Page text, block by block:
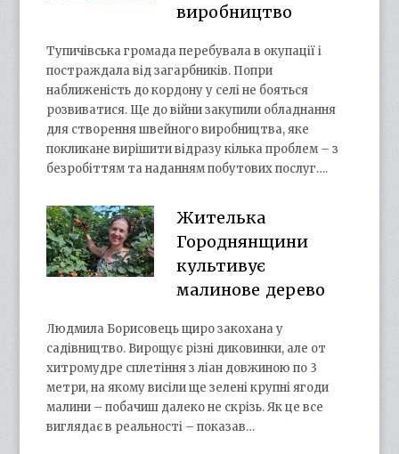
виробництво
Тупичівська громада перебувала в окупації і
постраждала від загарбників. Попри
наближеність до кордону у селі не бояться
розвиватися. Ще до війни закупили обладнання
для створення швейного виробництва, яке
покликане вирішити відразу кілька проблем – з
безробіттям та наданням побутових послуг….
Жителька
Городнянщини
культивує
малинове дерево
Людмила Борисовець щиро закохана у
садівництво. Вирощує різні диковинки, але от
хитромудре сплетіння з ліан довжиною по 3
метри, на якому висіли ще зелені крупні ягоди
малини – побачиш далеко не скрізь. Як це все
виглядає в реальності – показав…